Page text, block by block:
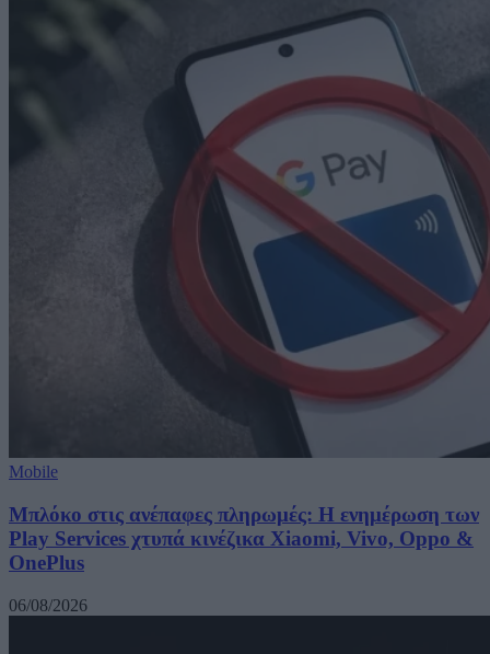
Mobile
Μπλόκο στις ανέπαφες πληρωμές: Η ενημέρωση των
Play Services χτυπά κινέζικα Xiaomi, Vivo, Oppo &
OnePlus
06/08/2026